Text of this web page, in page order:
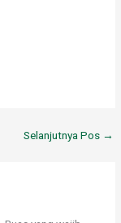
Selanjutnya Pos →